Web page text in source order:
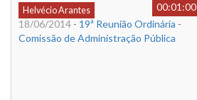
Helvécio Arantes
00:01:00
18/06/2014 - 19ª Reunião Ordinária -
Comissão de Administração Pública